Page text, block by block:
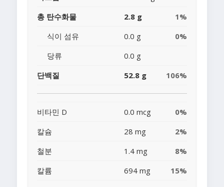
총 탄수화물
2.8 g
1%
식이 섬유
0.0 g
0%
당류
0.0 g
단백질
52.8 g 106%
비타민 D 0.0 mcg
0%
칼슘
28 mg
2%
철분
1.4 mg
8%
칼륨
694 mg 15%